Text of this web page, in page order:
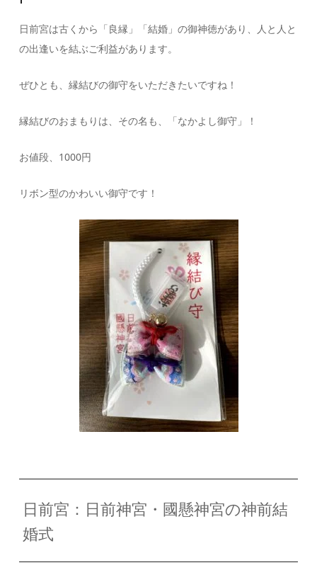
日前宮は古くから「良縁」「結婚」の御神徳があり、人と人と
の出逢いを結ぶご利益があります。
ぜひとも、縁結びの御守をいただきたいですね！
縁結びのおまもりは、その名も、「なかよし御守」！
お値段、1000円
リボン型のかわいい御守です！
日前宮：日前神宮・國懸神宮の神前結
婚式